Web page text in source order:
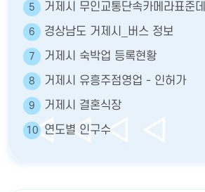
5 거제시 무인교통단속카메라표준
6 경상남도 거제시_버스 정보
7 거제시 숙박업 등록현황
8 거제시 유흥주점영업 - 인허가
9 거제시 결혼식장
10 연도별 인구수